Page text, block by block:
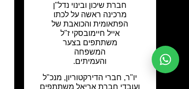
חברת שיכון ובינוי נדל"ן
מרכינה ראשה על לכתו
הפתאומית והכואבת של
אייל חיימובסקי ז"ל
משתתפים בצער
המשפחה
והעמיתים.
יו"ר, חברי הדירקטוריון, מנכ"ל
ועובדי חברת אריאל משתתפים